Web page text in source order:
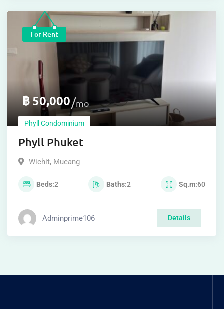
For Rent
฿50,000 mo
Phyll Condominium
Phyll Phuket
Wichit, Mueang
Beds 2 Baths 2 Sq.m 60
Adminprime106 Details